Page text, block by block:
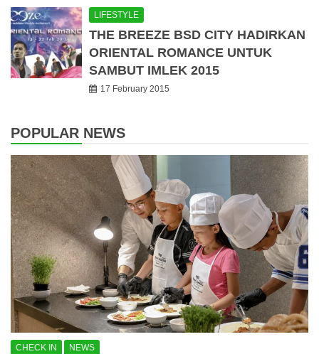
LIFESTYLE
THE BREEZE BSD CITY HADIRKAN
ORIENTAL ROMANCE UNTUK
SAMBUT IMLEK 2015
17 February 2015
POPULAR NEWS
CHECK IN NEWS